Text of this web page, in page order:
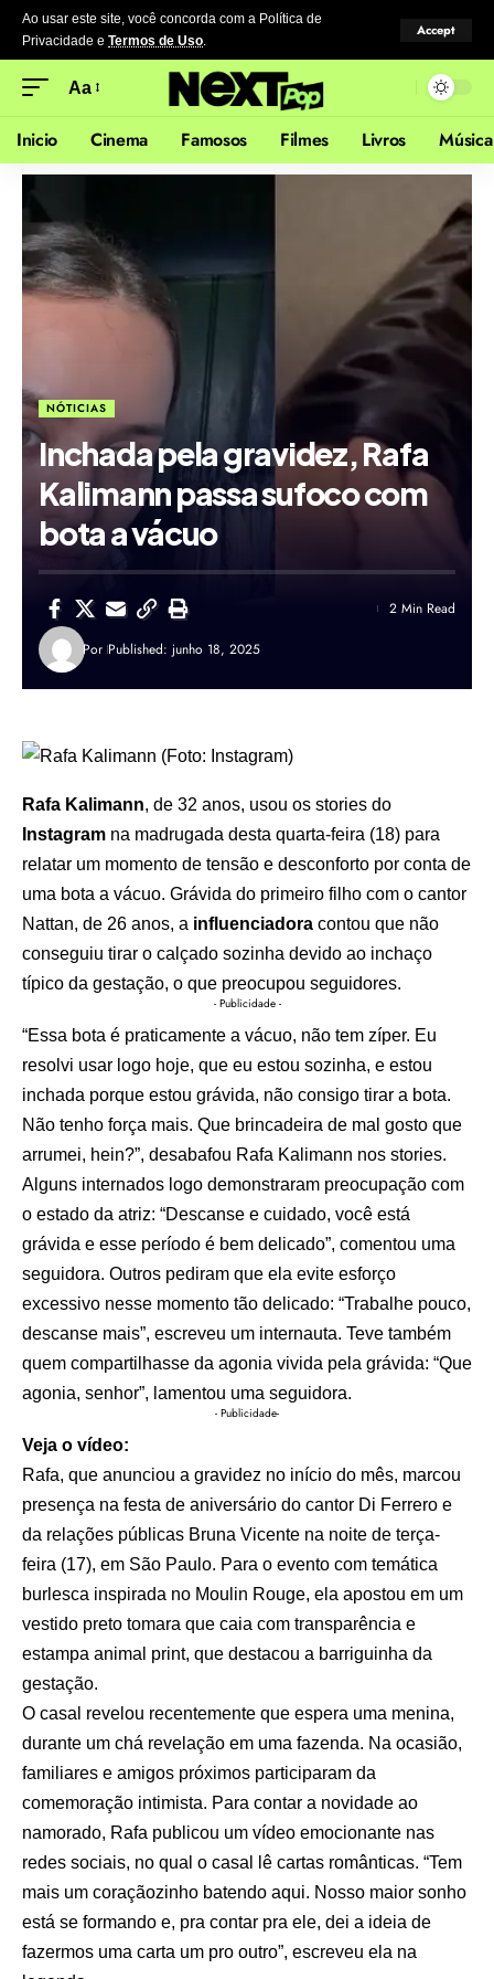
Ao usar este site, você concorda com a Política de
Privacidade e Termos de Uso.
Accept
Aa
Inicio Cinema Famosos Filmes Livros Música
NÓTICIAS
Inchada pela gravidez, Rafa
Kalimann passa sufoco com
bota a vácuo
Por Published: junho 18, 2025
2 Min Read
Rafa Kalimann, de 32 anos, usou os stories do
Instagram na madrugada desta quarta-feira (18) para
relatar um momento de tensão e desconforto por conta de
uma bota a vácuo. Grávida do primeiro filho com o cantor
Nattan, de 26 anos, a influenciadora contou que não
conseguiu tirar o calçado sozinha devido ao inchaço
típico da gestação, o que preocupou seguidores.
- Publicidade -
“Essa bota é praticamente a vácuo, não tem zíper. Eu
resolvi usar logo hoje, que eu estou sozinha, e estou
inchada porque estou grávida, não consigo tirar a bota.
Não tenho força mais. Que brincadeira de mal gosto que
arrumei, hein?”, desabafou Rafa Kalimann nos stories.
Alguns internados logo demonstraram preocupação com
o estado da atriz: “Descanse e cuidado, você está
grávida e esse período é bem delicado”, comentou uma
seguidora. Outros pediram que ela evite esforço
excessivo nesse momento tão delicado: “Trabalhe pouco,
descanse mais”, escreveu um internauta. Teve também
quem compartilhasse da agonia vivida pela grávida: “Que
agonia, senhor”, lamentou uma seguidora.
- Publicidade-
Veja o vídeo:
Rafa, que anunciou a gravidez no início do mês, marcou
presença na festa de aniversário do cantor Di Ferrero e
da relações públicas Bruna Vicente na noite de terça-
feira (17), em São Paulo. Para o evento com temática
burlesca inspirada no Moulin Rouge, ela apostou em um
vestido preto tomara que caia com transparência e
estampa animal print, que destacou a barriguinha da
gestação.
O casal revelou recentemente que espera uma menina,
durante um chá revelação em uma fazenda. Na ocasião,
familiares e amigos próximos participaram da
comemoração intimista. Para contar a novidade ao
namorado, Rafa publicou um vídeo emocionante nas
redes sociais, no qual o casal lê cartas românticas. “Tem
mais um coraçãozinho batendo aqui. Nosso maior sonho
está se formando e, pra contar pra ele, dei a ideia de
fazermos uma carta um pro outro”, escreveu ela na